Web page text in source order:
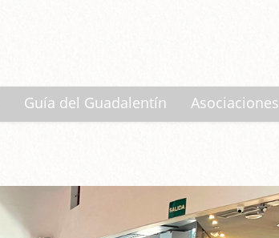
Guía del Guadalentín Asociaciones